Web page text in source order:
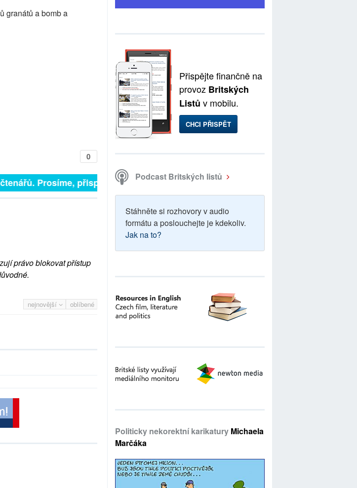
granátů a bomb a
0
Prosíme, přispějte. ➥
právo blokovat přístup
nejnovější oblíbené
Přispějte finančně na
provoz Britských
Listů v mobilu.
CHCI PŘISPĚT
Podcast Britských listů
Stáhněte si rozhovory v audio
formátu a poslouchejte je kdekoliv.
Jak na to?
Politicky nekorektní karikatury Michaela
Marčáka